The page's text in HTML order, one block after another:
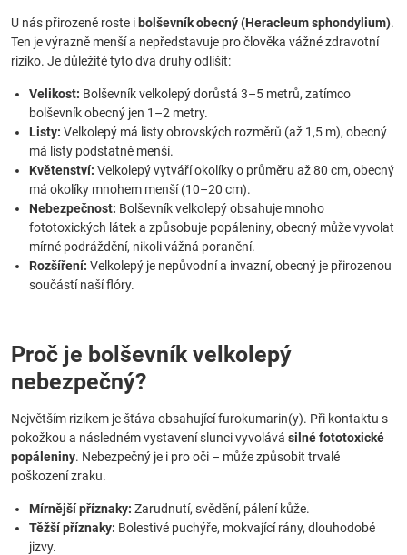
U nás přirozeně roste i bolševník obecný (Heracleum sphondylium).
Ten je výrazně menší a nepředstavuje pro člověka vážné zdravotní
riziko. Je důležité tyto dva druhy odlišit:
Velikost: Bolševník velkolepý dorůstá 3–5 metrů, zatímco
bolševník obecný jen 1–2 metry.
Listy: Velkolepý má listy obrovských rozměrů (až 1,5 m), obecný
má listy podstatně menší.
Květenství: Velkolepý vytváří okolíky o průměru až 80 cm, obecný
má okolíky mnohem menší (10–20 cm).
Nebezpečnost: Bolševník velkolepý obsahuje mnoho
fototoxických látek a způsobuje popáleniny, obecný může vyvolat
mírné podráždění, nikoli vážná poranění.
Rozšíření: Velkolepý je nepůvodní a invazní, obecný je přirozenou
součástí naší flóry.
Proč je bolševník velkolepý
nebezpečný?
Největším rizikem je šťáva obsahující furokumarin(y). Při kontaktu s
pokožkou a následném vystavení slunci vyvolává silné fototoxické
popáleniny. Nebezpečný je i pro oči – může způsobit trvalé
poškození zraku.
Mírnější příznaky: Zarudnutí, svědění, pálení kůže.
Těžší příznaky: Bolestivé puchýře, mokvající rány, dlouhodobé
jizvy.